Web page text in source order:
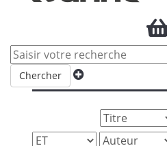
Chercher
Recherche
Critères de